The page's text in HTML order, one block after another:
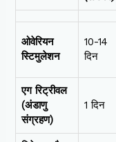
ओवेरियन
स्टिमुलेशन
10-14
दिन
एग रिट्रीवल
(अंडाणु
संग्रहण)
1 दिन